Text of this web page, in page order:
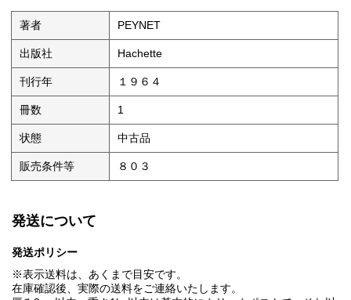
著者 PEYNET
出版社 Hachette
刊行年 １９６４
冊数 1
状態 中古品
販売条件等 ８０３
発送について
発送ポリシー
※表示送料は、あくまで目安です。
在庫確認後、実際の送料をご連絡いたします。